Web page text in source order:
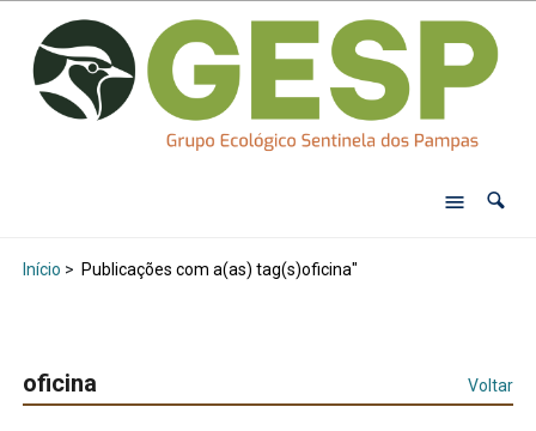
Início > Publicações com a(as) tag(s)oficina"
oficina Voltar